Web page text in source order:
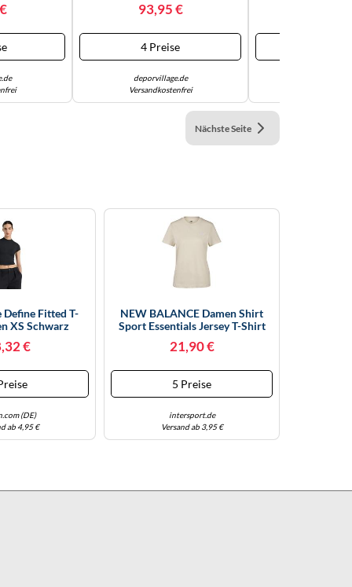
93,95 €
4 Preise
deporvillage.de
Versandkostenfrei
Nächste Seite
Define Fitted T-
XS Schwarz
€
(DE)
ab 4,95 €
NEW BALANCE Damen Shirt
Sport Essentials Jersey T-Shirt
(WT41509LIN)
21,90 €
5 Preise
intersport.de
Versand ab 3,95 €